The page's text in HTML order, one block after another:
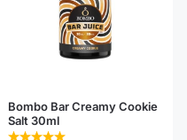
Bombo Bar Creamy Cookie
Salt 30ml